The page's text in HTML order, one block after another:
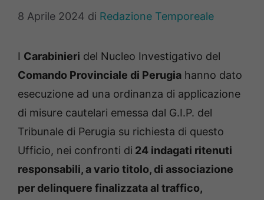
8 Aprile 2024 di Redazione Temporeale
I Carabinieri del Nucleo Investigativo del
Comando Provinciale di Perugia hanno dato
esecuzione ad una ordinanza di applicazione
di misure cautelari emessa dal G.I.P. del
Tribunale di Perugia su richiesta di questo
Ufficio, nei confronti di 24 indagati ritenuti
responsabili, a vario titolo, di associazione
per delinquere finalizzata al traffico,